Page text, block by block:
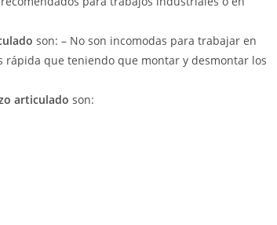
son: – No son incomodas para trabajar en
rápida que teniendo que montar y desmontar los
articulado son: